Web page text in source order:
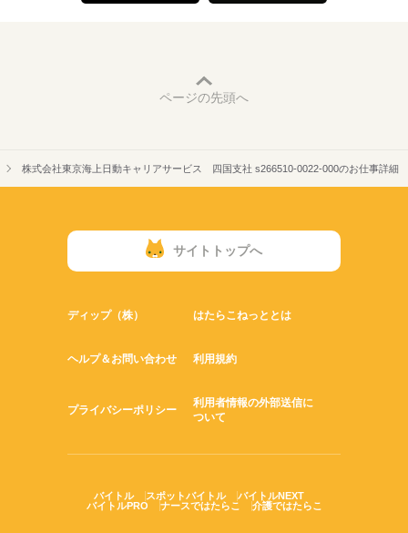
ページの先頭へ
株式会社東京海上日動キャリアサービス 四国支社 s266510-0022-000のお仕事詳細
サイトトップへ
ディップ（株） はたらこねっととは
ヘルプ＆お問い合わせ 利用規約
プライバシーポリシー
利用者情報の外部送信に
ついて
バイトル スポットバイトル
バイトルNEXT
バイトルPRO
ナースではたらこ 介護ではたらこ